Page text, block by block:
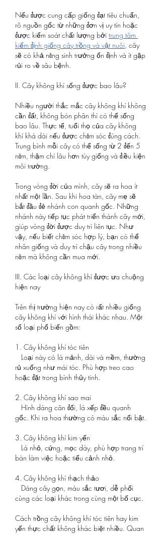
Nếu được cung cấp giống đạt tiêu chuẩn,
rõ nguồn gốc từ những đơn vị uy tín hoặc
được kiểm soát chất lượng bởi trung tâm
kiểm định giống cây trồng và vật nuôi, cây
sẽ có khả năng sinh trưởng ổn định và ít gặp
rủi ro về sâu bệnh.
II. Cây không khí sống được bao lâu?
Nhiều người thắc mắc cây không khí không
cần đất, không bón phân thì có thể sống
bao lâu. Thực tế, tuổi thọ của cây không
khí khá dài nếu được chăm sóc đúng cách.
Trung bình mỗi cây có thể sống từ 2 đến 5
năm, thậm chí lâu hơn tùy giống và điều kiện
môi trường.
Trong vòng đời của mình, cây sẽ ra hoa ít
nhất một lần. Sau khi hoa tàn, cây mẹ sẽ
bắt đầu đẻ nhánh con quanh gốc. Những
nhánh này tiếp tục phát triển thành cây mới,
giúp vòng đời được duy trì liên tục. Như
vậy, nếu biết chăm sóc hợp lý, bạn có thể
nhân giống và duy trì chậu cây trong nhiều
năm mà không cần mua mới.
III. Các loại cây không khí được ưa chuộng
hiện nay
Trên thị trường hiện nay có rất nhiều giống
cây không khí với hình thái khác nhau. Một
số loại phổ biến gồm:
1. Cây không khí tóc tiên
Loại này có lá mảnh, dài và mềm, thường
rủ xuống như mái tóc. Phù hợp treo cao
hoặc đặt trong bình thủy tinh.
2. Cây không khí sao mai
Hình dáng cân đối, lá xếp đều quanh
gốc. Khi ra hoa thường có màu sắc nổi bật.
3. Cây không khí kim yến
Lá nhỏ, cứng, mọc dày, phù hợp trang trí
bàn làm việc hoặc tiểu cảnh nhỏ.
4. Cây không khí thạch thảo
Dáng cây gọn, màu sắc tươi, dễ phối
cùng các loại khác trong cùng một bố cục.
Cách trồng cây không khí tóc tiên hay kim
yến thực chất không khác biệt nhiều. Quan